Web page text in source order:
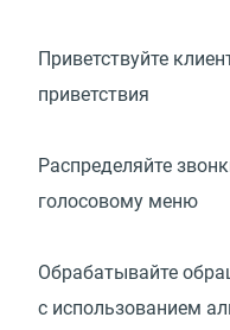
Приветствуйте
приветствия
Распределяйте
голосовому меню
Обрабатывайте
с использованием